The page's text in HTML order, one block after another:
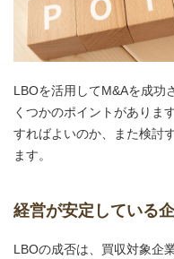
LBOを活用してM&Aを成功
くつかのポイントがありま
すればよいのか、また検討
ます。
経営が安定している
LBOの成否は、買収対象企